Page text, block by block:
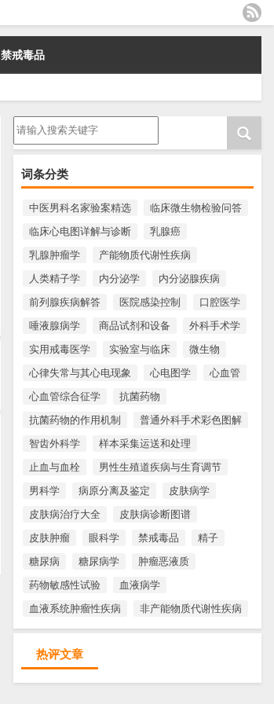
禁戒毒品
词条分类
中医男科名家验案精选
临床微生物检验问答
临床心电图详解与诊断
乳腺癌
乳腺肿瘤学
产能物质代谢性疾病
人类精子学
内分泌学
内分泌腺疾病
前列腺疾病解答
医院感染控制
口腔医学
唾液腺病学
商品试剂和设备
外科手术学
实用戒毒医学
实验室与临床
微生物
心律失常与其心电现象
心电图学
心血管
心血管综合征学
抗菌药物
抗菌药物的作用机制
普通外科手术彩色图解
智齿外科学
样本采集运送和处理
止血与血栓
男性生殖道疾病与生育调节
男科学
病原分离及鉴定
皮肤病学
皮肤病治疗大全
皮肤病诊断图谱
皮肤肿瘤
眼科学 禁戒毒品
精子
糖尿病
糖尿病学
肿瘤恶液质
药物敏感性试验
血液病学
血液系统肿瘤性疾病
非产能物质代谢性疾病
热评文章